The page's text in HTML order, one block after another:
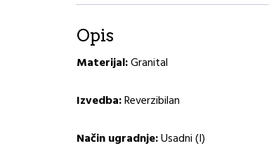
Opis
Materijal:Granital
Izvedba:Reverzibilan
Način ugradnje:Usadni (I)